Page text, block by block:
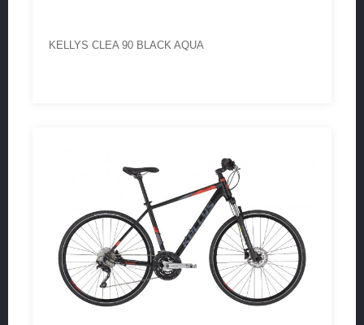
KELLYS CLEA 90 BLACK AQUA